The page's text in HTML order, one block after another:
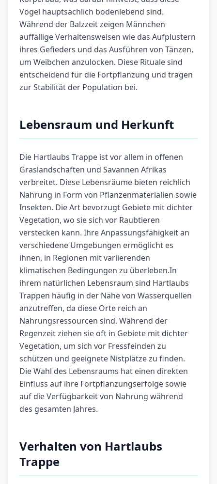
Vögel hauptsächlich bodenlebend sind.
Während der Balzzeit zeigen Männchen
auffällige Verhaltensweisen wie das Aufplustern
ihres Gefieders und das Ausführen von Tänzen,
um Weibchen anzulocken. Diese Rituale sind
entscheidend für die Fortpflanzung und tragen
zur Stabilität der Population bei.
Lebensraum und Herkunft
Die Hartlaubs Trappe ist vor allem in offenen
Graslandschaften und Savannen Afrikas
verbreitet. Diese Lebensräume bieten reichlich
Nahrung in Form von Pflanzenmaterialien sowie
Insekten. Die Art bevorzugt Gebiete mit dichter
Vegetation, wo sie sich vor Raubtieren
verstecken kann. Ihre Anpassungsfähigkeit an
verschiedene Umgebungen ermöglicht es
ihnen, in Regionen mit variierenden
klimatischen Bedingungen zu überleben.In
ihrem natürlichen Lebensraum sind Hartlaubs
Trappen häufig in der Nähe von Wasserquellen
anzutreffen, da diese Orte reich an
Nahrungsressourcen sind. Während der
Regenzeit ziehen sie oft in Gebiete mit dichter
Vegetation, um sich vor Fressfeinden zu
schützen und geeignete Nistplätze zu finden.
Die Wahl des Lebensraums hat einen direkten
Einfluss auf ihre Fortpflanzungserfolge sowie
auf die Verfügbarkeit von Nahrung während
des gesamten Jahres.
Verhalten von Hartlaubs
Trappe